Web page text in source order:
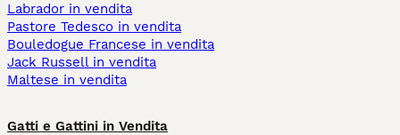
Labrador in vendita
Pastore Tedesco in vendita
Bouledogue Francese in vendita
Jack Russell in vendita
Maltese in vendita
Gatti e Gattini in Vendita